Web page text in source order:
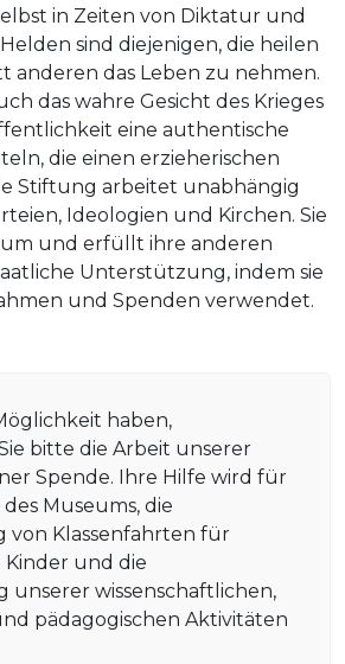
in Zeiten von Diktatur und
sind diejenigen, die heilen
anderen das Leben zu nehmen.
das wahre Gesicht des Krieges
eine authentische
die einen erzieherischen
Stiftung arbeitet unabhängig
Ideologien und Kirchen. Sie
und erfüllt ihre anderen
Unterstützung, indem sie
und Spenden verwendet.
haben,
bitte die Arbeit unserer
Spende. Ihre Hilfe wird für
Museums, die
Klassenfahrten für
und die
wissenschaftlichen,
pädagogischen Aktivitäten